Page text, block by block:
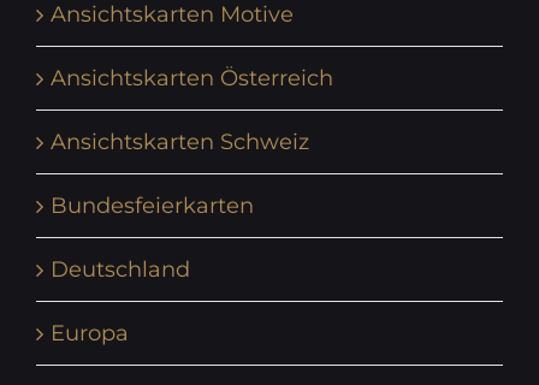
Ansichtskarten Motive
Ansichtskarten Österreich
Ansichtskarten Schweiz
Bundesfeierkarten
Deutschland
Europa